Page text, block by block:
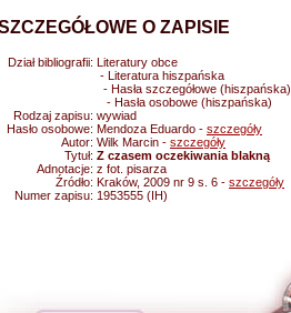
O ZAPISIE
Dział bibliografii: Literatury obce
- Literatura hiszpańska
- Hasła szczegółowe (hiszpańska)
- Hasła osobowe (hiszpańska)
Rodzaj zapisu: wywiad
Hasło osobowe: Mendoza Eduardo - szczegóły
Autor: Wilk Marcin - szczegóły
Tytuł: Z czasem oczekiwania blakną
Adnotacje: z fot. pisarza
Źródło: Kraków, 2009 nr 9 s. 6 - szczegóły
Numer zapisu: 1953555 (IH)